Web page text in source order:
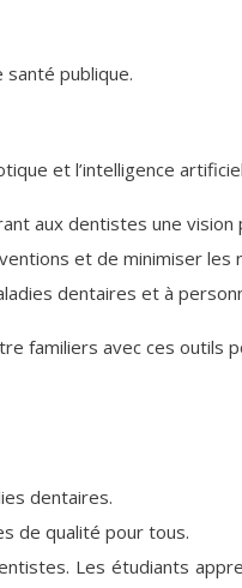
publique.
et l’intelligence
aux dentistes une
et de minimiser les
dentaires et à
familiers avec ces outils
dentaires.
de qualité pour tous.
Les étudiants